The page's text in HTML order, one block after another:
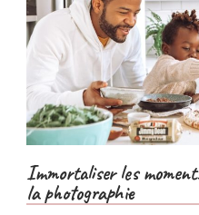
Immortaliser les
la photographie